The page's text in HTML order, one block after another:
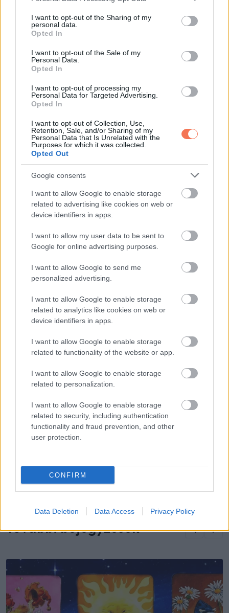
not limited to your visit or usage behaviour. You may click to
grant or deny consent to Google and its third-party tags to
use your data for below specified purposes in below Google
consent section.
I want to opt-out of the Sharing of my
personal data.
Opted In
I want to opt-out of the Sale of my
Personal Data.
Opted In
I want to opt-out of processing my
Personal Data for Targeted Advertising.
Opted In
I want to opt-out of Collection, Use,
Retention, Sale, and/or Sharing of my
Personal Data that Is Unrelated with the
Purposes for which it was collected.
Opted Out
Google consents
I want to allow Google to enable storage
related to advertising like cookies on web or
device identifiers in apps.
I want to allow my user data to be sent to
Google for online advertising purposes.
I want to allow Google to send me
personalized advertising.
I want to allow Google to enable storage
related to analytics like cookies on web or
device identifiers in apps.
I want to allow Google to enable storage
related to functionality of the website or app.
I want to allow Google to enable storage
related to personalization.
I want to allow Google to enable storage
related to security, including authentication
functionality and fraud prevention, and other
user protection.
CONFIRM
Data Deletion Data Access Privacy Policy
„Amikor azt mondják, hogy jól nézek ki, vagy hogy sokkal
magam ugyanannak az embernek, és folyamatosan
tudatában vagyok annak, amin keresztülmentem.”
Oszd meg ezt a posztot:
WhatsappRedditShare
Email
megválaszolva
További bejegyzések